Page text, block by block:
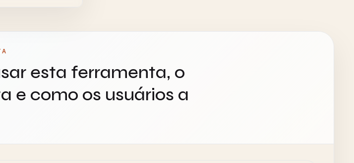
esta ferramenta, o
e como os usuários a